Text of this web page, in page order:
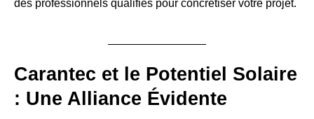
des professionnels qualifiés pour concrétiser votre projet.
Carantec et le Potentiel Solaire
: Une Alliance Évidente